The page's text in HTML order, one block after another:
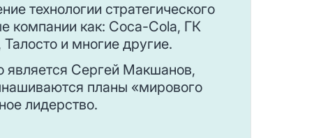
технологии стратегического
компании как: Coca-Cola, ГК
и многие другие.
является Сергей Макшанов,
планы «мирового
лидерство.